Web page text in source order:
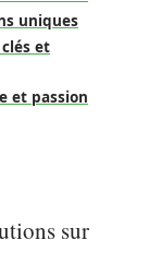
uniques
et
et passion
sur